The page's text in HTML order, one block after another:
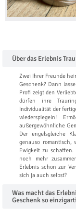
Über das Erlebnis
Zwei Ihrer Freunde
Geschenk? Dann
Profi zeigt den
dürfen ihre
Individualität der
wiederspiegeln!
außergewöhnliche
Der engelsgleiche
genauso
Ewigkeit zu schaffen.
noch mehr
Erlebnis schon zur
sich ja auch selbst?
Was macht das
Geschenk so